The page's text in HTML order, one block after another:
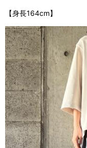
【身長164cm】